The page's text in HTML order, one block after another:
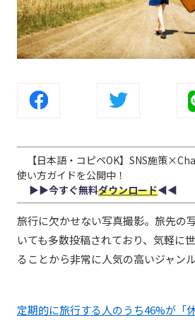
【日本語・コピペOK】SNS施策
使い方ガイドを公開中！
▶︎▶︎今すぐ無料ダウンロード◀︎◀︎
旅行に欠かせない写真撮影。旅先の
いても多数投稿されており、気軽に
ることから非常に人気の高いジャンル
定期的に旅行する人のうち46%が「